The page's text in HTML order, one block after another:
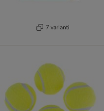
7 varianti